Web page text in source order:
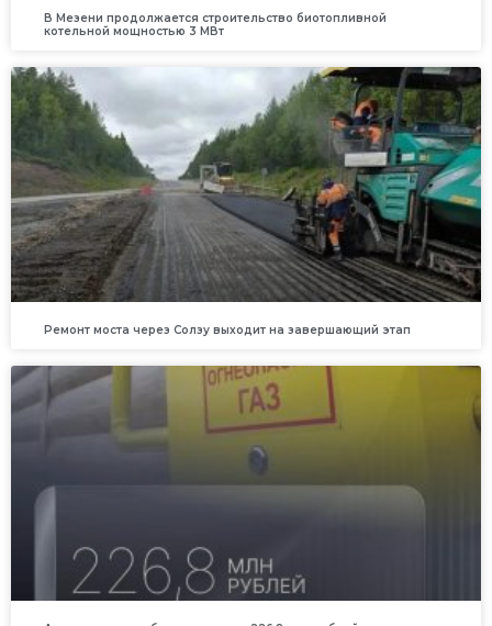
В Мезени продолжается строительство биотопливной
котельной мощностью 3 МВт
Ремонт моста через Солзу выходит на завершающий этап